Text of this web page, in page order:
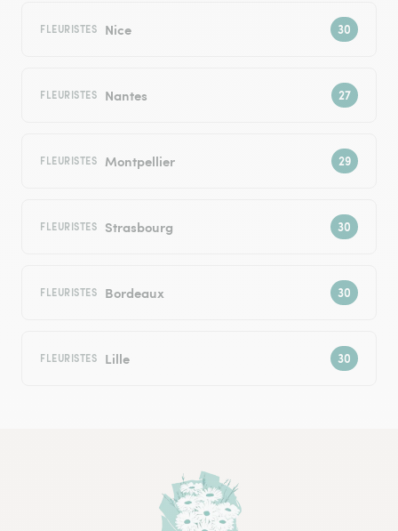
FLEURISTES Nice
FLEURISTES Nantes
FLEURISTES Montpellier
FLEURISTES Strasbourg
FLEURISTES Bordeaux
FLEURISTES Lille